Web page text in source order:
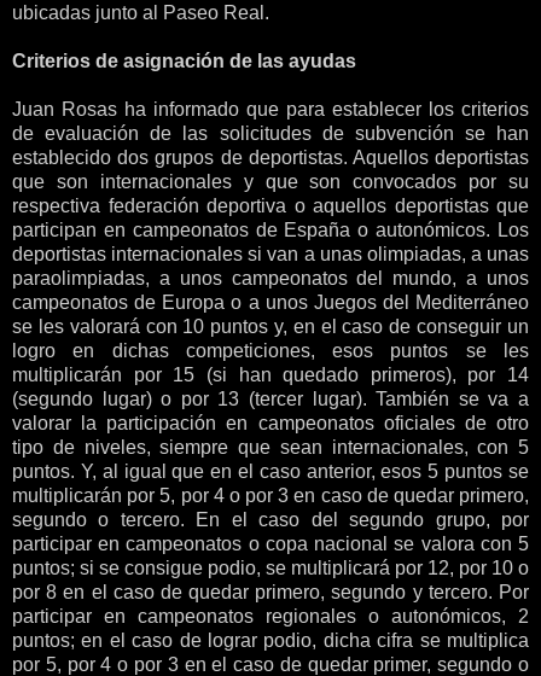
ubicadas junto al Paseo Real.
Criterios de asignación de las ayudas
Juan Rosas ha informado que para establecer los criterios
de evaluación de las solicitudes de subvención se han
establecido dos grupos de deportistas. Aquellos deportistas
que son internacionales y que son convocados por su
respectiva federación deportiva o aquellos deportistas que
participan en campeonatos de España o autonómicos. Los
deportistas internacionales si van a unas olimpiadas, a unas
paraolimpiadas, a unos campeonatos del mundo, a unos
campeonatos de Europa o a unos Juegos del Mediterráneo
se les valorará con 10 puntos y, en el caso de conseguir un
logro en dichas competiciones, esos puntos se les
multiplicarán por 15 (si han quedado primeros), por 14
(segundo lugar) o por 13 (tercer lugar). También se va a
valorar la participación en campeonatos oficiales de otro
tipo de niveles, siempre que sean internacionales, con 5
puntos. Y, al igual que en el caso anterior, esos 5 puntos se
multiplicarán por 5, por 4 o por 3 en caso de quedar primero,
segundo o tercero. En el caso del segundo grupo, por
participar en campeonatos o copa nacional se valora con 5
puntos; si se consigue podio, se multiplicará por 12, por 10 o
por 8 en el caso de quedar primero, segundo y tercero. Por
participar en campeonatos regionales o autonómicos, 2
puntos; en el caso de lograr podio, dicha cifra se multiplica
por 5, por 4 o por 3 en el caso de quedar primer, segundo o